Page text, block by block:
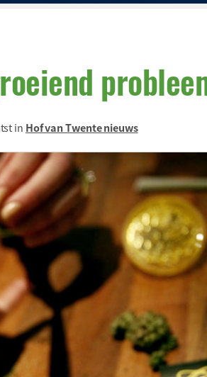
in Hof van Twente nieuws